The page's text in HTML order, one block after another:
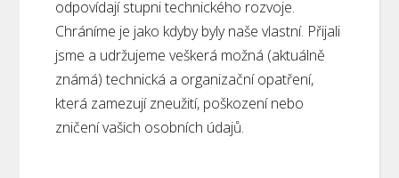
odpovídají stupni technického rozvoje.
Chráníme je jako kdyby byly naše vlastní. Přijali
jsme a udržujeme veškerá možná (aktuálně
známá) technická a organizační opatření,
která zamezují zneužití, poškození nebo
zničení vašich osobních údajů.